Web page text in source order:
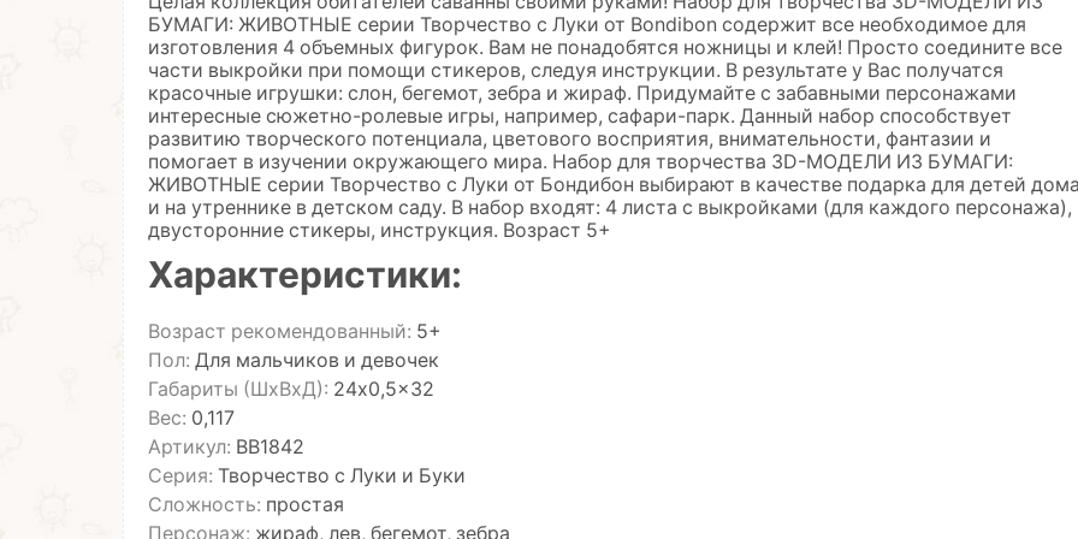
БУМАГИ: ЖИВОТНЫЕ серии Творчество с Луки от Bondibon содержит все необходимое для
изготовления 4 объемных фигурок. Вам не понадобятся ножницы и клей! Просто соедините все
части выкройки при помощи стикеров, следуя инструкции. В результате у Вас получатся
красочные игрушки: слон, бегемот, зебра и жираф. Придумайте с забавными персонажами
интересные сюжетно-ролевые игры, например, сафари-парк. Данный набор способствует
развитию творческого потенциала, цветового восприятия, внимательности, фантазии и
помогает в изучении окружающего мира. Набор для творчества 3D-МОДЕЛИ ИЗ БУМАГИ:
ЖИВОТНЫЕ серии Творчество с Луки от Бондибон выбирают в качестве подарка для детей
и на утреннике в детском саду. В набор входят: 4 листа с выкройками (для каждого персонажа),
двусторонние стикеры, инструкция. Возраст 5+
Характеристики:
Возраст рекомендованный: 5+
Пол: Для мальчиков и девочек
Габариты (ШхВхД): 24x0,5x32
Вес: 0,117
Артикул: ВВ1842
Серия: Творчество с Луки и Буки
Сложность: простая
Персонаж: жираф, лев, бегемот, зебра